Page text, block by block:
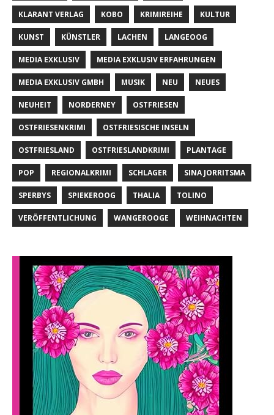
KLARANT VERLAG KOBO KRIMIREIHE KULTUR
KUNST KÜNSTLER LACHEN LANGEOOG
MEDIA EXKLUSIV MEDIA EXKLUSIV ERFAHRUNGEN
MEDIA EXKLUSIV GMBH MUSIK NEU NEUES
NEUHEIT NORDERNEY OSTFRIESEN
OSTFRIESENKRIMI OSTFRIESISCHE INSELN
OSTFRIESLAND OSTFRIESLANDKRIMI PLANTAGE
POP REGIONALKRIMI SCHLAGER SINA JORRITSMA
SPERBYS SPIEKEROOG THALIA TOLINO
VERÖFFENTLICHUNG WANGEROOGE WEIHNACHTEN